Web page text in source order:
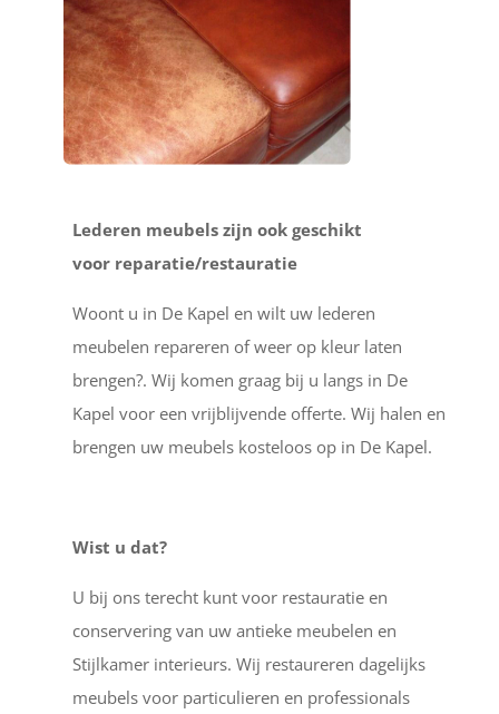
Lederen meubels zijn ook geschikt
voor reparatie/restauratie
Woont u in De Kapel en wilt uw lederen
meubelen repareren of weer op kleur laten
brengen?. Wij komen graag bij u langs in De
Kapel voor een vrijblijvende offerte. Wij halen en
brengen uw meubels kosteloos op in De Kapel.
Wist u dat?
U bij ons terecht kunt voor restauratie en
conservering van uw antieke meubelen en
Stijlkamer interieurs. Wij restaureren dagelijks
meubels voor particulieren en professionals